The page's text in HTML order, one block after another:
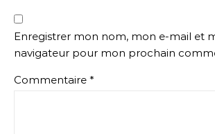
Enregistrer mon nom, mon e-mail et
navigateur pour mon prochain
Commentaire *